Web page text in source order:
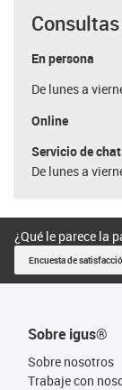
En persona
De lunes a
Online
Servicio de chat
De lunes a
¿Qué le parece la
Encuesta de
Sobre igus®
Sobre nosotros
Trabaje con